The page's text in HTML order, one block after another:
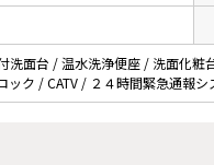
面台 / 温水洗浄便座 / 洗面化
ク / CATV / ２４時間緊急通報